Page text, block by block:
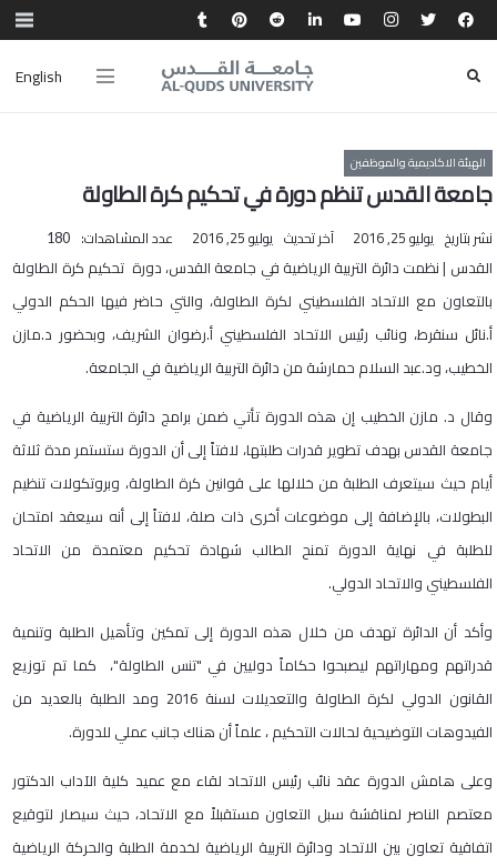
English
الهيئة الاكاديمية والموظفين
جامعة القدس تنظم دورة في تحكيم كرة الطاولة
نشر بتاريخ يوليو 25, 2016 آخر تحديث يوليو 25, 2016 عدد المشاهدات: 180
القدس | نظمت دائرة التربية الرياضية في جامعة القدس، دورة تحكيم كرة الطاولة
بالتعاون مع الاتحاد الفلسطيني لكرة الطاولة، والتي حاضر فيها الحكم الدولي
أ.نائل سنقرط، ونائب رئيس الاتحاد الفلسطيني أ.رضوان الشريف، وبحضور د.مازن
الخطيب، ود.عبد السلام حمارشة من دائرة التربية الرياضية في الجامعة.
وقال د. مازن الخطيب إن هذه الدورة تأتي ضمن برامج دائرة التربية الرياضية في
جامعة القدس بهدف تطوير قدرات طلبتها، لافتاً إلى أن الدورة ستستمر مدة ثلاثة
أيام حيث سيتعرف الطلبة من خلالها على قوانين كرة الطاولة، وبروتكولات تنظيم
البطولات، بالإضافة إلى موضوعات أخرى ذات صلة، لافتاً إلى أنه سيعقد امتحان
للطلبة في نهاية الدورة تمنح الطالب شهادة تحكيم معتمدة من الاتحاد
الفلسطيني والاتحاد الدولي.
وأكد أن الدائرة تهدف من خلال هذه الدورة إلى تمكين وتأهيل الطلبة وتنمية
قدراتهم ومهاراتهم ليصبحوا حكاماً دوليين في "تنس الطاولة"، كما تم توزيع
القانون الدولي لكرة الطاولة والتعديلات لسنة 2016 ومد الطلبة بالعديد من
الفيدوهات التوضيحية لحالات التحكيم ، علماً أن هناك جانب عملي للدورة.
وعلى هامش الدورة عقد نائب رئيس الاتحاد لقاء مع عميد كلية الآداب الدكتور
معتصم الناصر لمناقشة سبل التعاون مستقبلاً مع الاتحاد، حيث سيصار لتوقيع
اتفاقية تعاون بين الاتحاد ودائرة التربية الرياضية لخدمة الطلبة والحركة الرياضية